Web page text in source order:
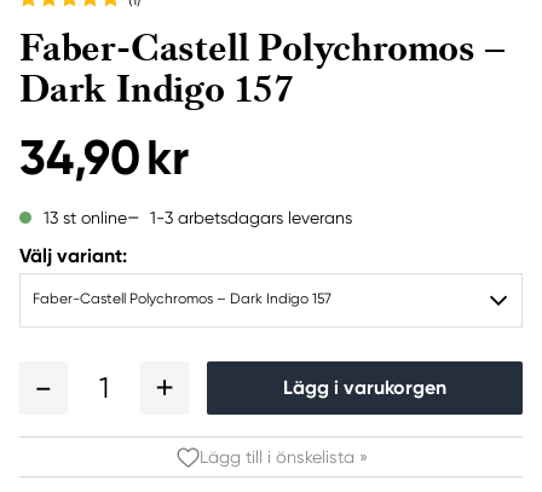
Faber-Castell Polychromos –
Dark Indigo 157
34,90 kr
13 st online 1-3 arbetsdagars leverans
Välj variant:
Faber-Castell Polychromos – Dark Indigo 157
1 Lägg i varukorgen
Lägg till i önskelista »